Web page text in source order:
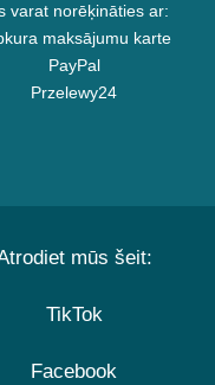
varat norēķināties ar:
maksājumu karte
PayPal
Przelewy24
mūs šeit:
TikTok
Facebook